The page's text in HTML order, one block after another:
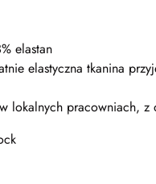
elastan
elastyczna tkanina
lokalnych pracowniach, z